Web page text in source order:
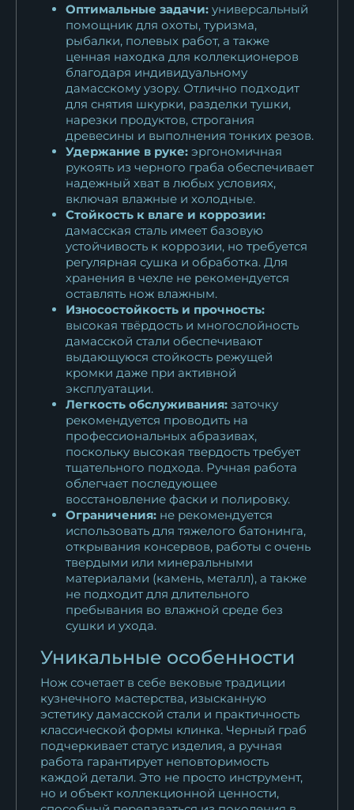
Оптимальные задачи: универсальный
помощник для охоты, туризма,
рыбалки, полевых работ, а также
ценная находка для коллекционеров
благодаря индивидуальному
дамасскому узору. Отлично подходит
для снятия шкурки, разделки тушки,
нарезки продуктов, строгания
древесины и выполнения тонких резов.
Удержание в руке: эргономичная
рукоять из черного граба обеспечивает
надежный хват в любых условиях,
включая влажные и холодные.
Стойкость к влаге и коррозии:
дамасская сталь имеет базовую
устойчивость к коррозии, но требуется
регулярная сушка и обработка. Для
хранения в чехле не рекомендуется
оставлять нож влажным.
Износостойкость и прочность:
высокая твёрдость и многослойность
дамасской стали обеспечивают
выдающуюся стойкость режущей
кромки даже при активной
эксплуатации.
Легкость обслуживания: заточку
рекомендуется проводить на
профессиональных абразивах,
поскольку высокая твердость требует
тщательного подхода. Ручная работа
облегчает последующее
восстановление фаски и полировку.
Ограничения: не рекомендуется
использовать для тяжелого батонинга,
открывания консервов, работы с очень
твердыми или минеральными
материалами (камень, металл), а также
не подходит для длительного
пребывания во влажной среде без
сушки и ухода.
Уникальные особенности
Нож сочетает в себе вековые традиции
кузнечного мастерства, изысканную
эстетику дамасской стали и практичность
классической формы клинка. Черный граб
подчеркивает статус изделия, а ручная
работа гарантирует неповторимость
каждой детали. Это не просто инструмент,
но и объект коллекционной ценности,